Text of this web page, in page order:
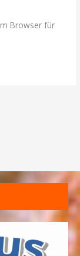
Browser für